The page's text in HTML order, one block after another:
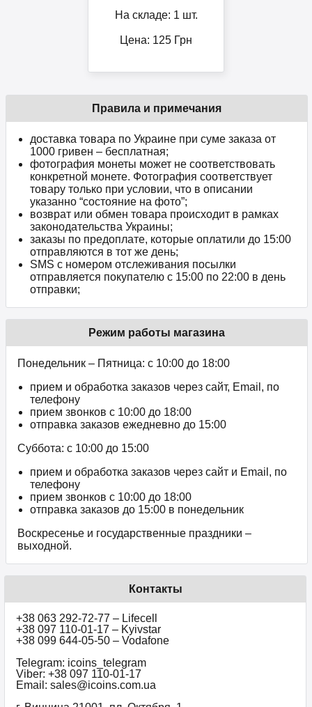
На складе: 1 шт.
Цена: 125 Грн
Правила и примечания
доставка товара по Украине при суме заказа от
1000 гривен – бесплатная;
фотография монеты может не соответствовать
конкретной монете. Фотография соответствует
товару только при условии, что в описании
указанно “состояние на фото”;
возврат или обмен товара происходит в рамках
законодательства Украины;
заказы по предоплате, которые оплатили до 15:00
отправляются в тот же день;
SMS с номером отслеживания посылки
отправляется покупателю с 15:00 по 22:00 в день
отправки;
Режим работы магазина
Понедельник – Пятница: с 10:00 до 18:00
прием и обработка заказов через сайт, Email, по
телефону
прием звонков c 10:00 до 18:00
отправка заказов ежедневно до 15:00
Суббота: с 10:00 до 15:00
прием и обработка заказов через сайт и Email, по
телефону
прием звонков c 10:00 до 18:00
отправка заказов до 15:00 в понедельник
Воскресенье и государственные праздники –
выходной.
Контакты
+38 063 292-72-77 – Lifecell
+38 097 110-01-17 – Kyivstar
+38 099 644-05-50 – Vodafone
Telegram: icoins_telegram
Viber: +38 097 110-01-17
Email: sales@icoins.com.ua